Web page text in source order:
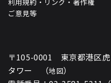
利用規約・リンク・著作権
ご意見等
〒105-0001 東京都港区
タワー （地図）